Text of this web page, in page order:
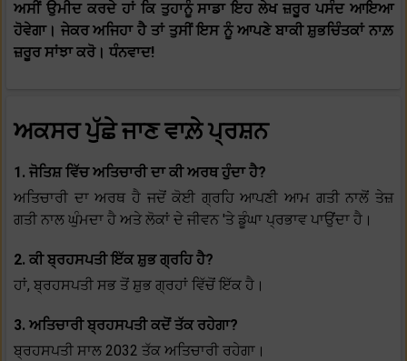
ਅਸੀਂ ਉਮੀਦ ਕਰਦੇ ਹਾਂ ਕਿ ਤੁਹਾਨੂੰ ਸਾਡਾ ਇਹ ਲੇਖ ਜ਼ਰੂਰ ਪਸੰਦ ਆਇਆ
ਹੋਵੇਗਾ। ਜੇਕਰ ਅਜਿਹਾ ਹੈ ਤਾਂ ਤੁਸੀਂ ਇਸ ਨੂੰ ਆਪਣੇ ਬਾਕੀ ਸ਼ੁਭਚਿੰਤਕਾਂ ਨਾਲ਼
ਜ਼ਰੂਰ ਸਾਂਝਾ ਕਰੋ। ਧੰਨਵਾਦ!
ਅਕਸਰ ਪੁੱਛੇ ਜਾਣ ਵਾਲ਼ੇ ਪ੍ਰਸ਼ਨ
1. ਜੋਤਿਸ਼ ਵਿੱਚ ਅਤਿਚਾਰੀ ਦਾ ਕੀ ਅਰਥ ਹੁੰਦਾ ਹੈ?
ਅਤਿਚਾਰੀ ਦਾ ਅਰਥ ਹੈ ਜਦੋਂ ਕੋਈ ਗ੍ਰਹਿ ਆਪਣੀ ਆਮ ਗਤੀ ਨਾਲੋਂ ਤੇਜ਼
ਗਤੀ ਨਾਲ ਘੁੰਮਦਾ ਹੈ ਅਤੇ ਲੋਕਾਂ ਦੇ ਜੀਵਨ 'ਤੇ ਡੂੰਘਾ ਪ੍ਰਭਾਵ ਪਾਉਂਦਾ ਹੈ।
2. ਕੀ ਬ੍ਰਹਸਪਤੀ ਇੱਕ ਸ਼ੁਭ ਗ੍ਰਹਿ ਹੈ?
ਹਾਂ, ਬ੍ਰਹਸਪਤੀ ਸਭ ਤੋਂ ਸ਼ੁਭ ਗ੍ਰਹਾਂ ਵਿੱਚੋਂ ਇੱਕ ਹੈ।
3. ਅਤਿਚਾਰੀ ਬ੍ਰਹਸਪਤੀ ਕਦੋਂ ਤੱਕ ਰਹੇਗਾ?
ਬ੍ਰਹਸਪਤੀ ਸਾਲ 2032 ਤੱਕ ਅਤਿਚਾਰੀ ਰਹੇਗਾ।